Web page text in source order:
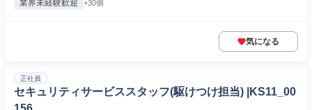
業界未経験歓迎 +30個
気になる
正社員
セキュリティサービススタッフ(駆けつけ担当) |KS11_00